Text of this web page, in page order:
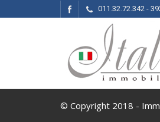
011.32.72.342 -
© Copyright 2018 -